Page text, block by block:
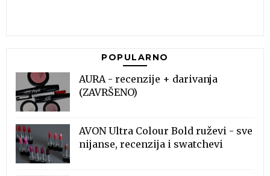
POPULARNO
AURA - recenzije + darivanja
(ZAVRŠENO)
AVON Ultra Colour Bold ruževi - sve
nijanse, recenzija i swatchevi